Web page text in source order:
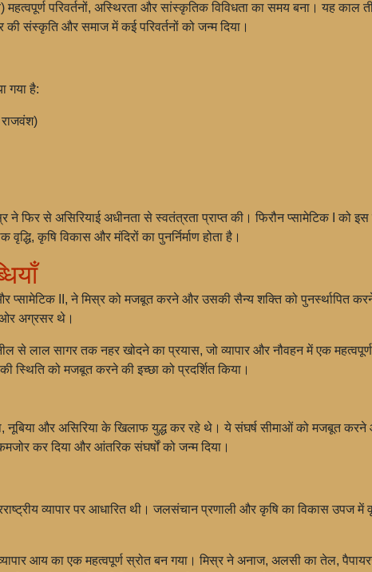
परिवर्तनों, अस्थिरता और सांस्कृतिक विविधता का समय बना। यह काल
की संस्कृति और समाज में कई परिवर्तनों को जन्म दिया।
गया है:
फिर से असिरियाई अधीनता से स्वतंत्रता प्राप्त की। फिरौन प्सामेटिक I को
कृषि विकास और मंदिरों का पुनर्निर्माण होता है।
II, ने मिस्र को मजबूत करने और उसकी सैन्य शक्ति को पुनर्स्थापित करने
ओर अग्रसर थे।
से लाल सागर तक नहर खोदने का प्रयास, जो व्यापार और नौवहन में एक
स्थिति को मजबूत करने की इच्छा को प्रदर्शित किया।
नूबिया और असिरिया के खिलाफ युद्ध कर रहे थे। ये संघर्ष सीमाओं को मजबूत करने
कर दिया और आंतरिक संघर्षों को जन्म दिया।
व्यापार पर आधारित थी। जलसंचान प्रणाली और कृषि का विकास उपज
आय का एक महत्वपूर्ण स्रोत बन गया। मिस्र ने अनाज, अलसी का तेल,